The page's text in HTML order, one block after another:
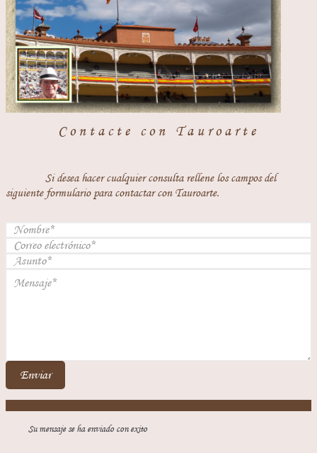
Contacte con Tauroarte
Si desea hacer cualquier consulta rellene los campos del
siguiente formulario para contactar con Tauroarte.
Enviar
Su mensaje se ha enviado con exito